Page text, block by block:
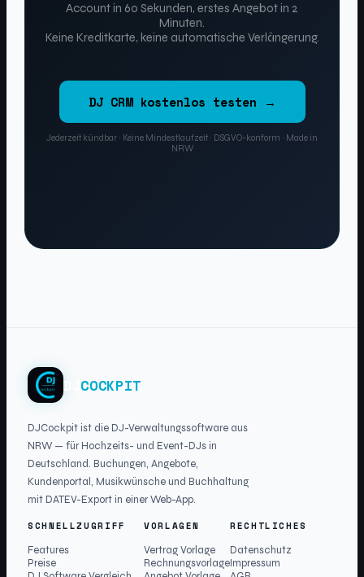
Account in 60 Sekunden, erstes Angebot in 2
Minuten.
Keine Kreditkarte, keine automatische Verlängerung.
DJ CRM kostenlos testen →
Jederzeit kündbar · Keine Mindestlaufzeit · DSGVO-konform · Made in
NRW
DJ COCKPIT
DJCockpit ist die DJ-Verwaltungssoftware aus
NRW — für Hochzeits- und Event-DJs in
Deutschland. Buchungen, Angebote,
Kundenportal, Musikwünsche und Buchhaltung
mit DATEV-Export in einer Web-App.
SCHNELLZUGRIFF
Features
Preise
VORLAGEN
Vertrag Vorlage
Rechnungsvorlage
RECHTLICHES
Datenschutz
Impressum